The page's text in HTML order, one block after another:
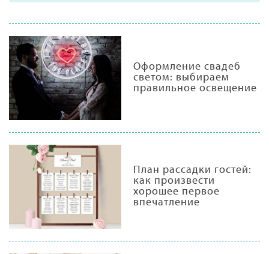
Оформление свадеб
светом: выбираем
правильное освещение
План рассадки гостей:
как произвести
хорошее первое
впечатление